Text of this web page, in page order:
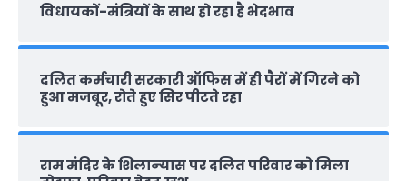
विधायकों-मंत्रियों के साथ हो रहा है भेदभाव
दलित कर्मचारी सरकारी ऑफ‍िस में ही पैरों में गिरने को
हुआ मजबूर, रोते हुए सिर पीटते रहा
राम मंदिर के शिलान्‍यास पर दलित परिवार को मिला